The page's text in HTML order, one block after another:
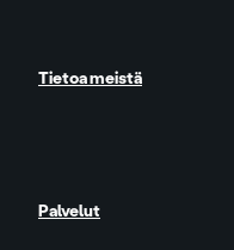
Tietoa meistä
Palvelut